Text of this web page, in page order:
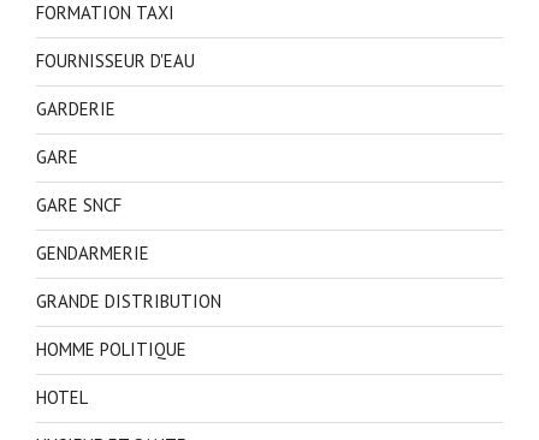
FORMATION TAXI
FOURNISSEUR D'EAU
GARDERIE
GARE
GARE SNCF
GENDARMERIE
GRANDE DISTRIBUTION
HOMME POLITIQUE
HOTEL